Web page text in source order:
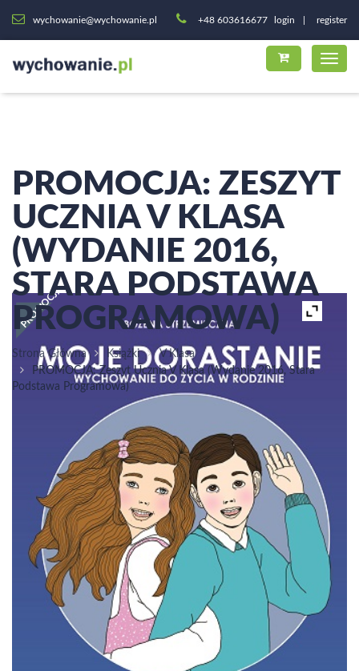
wychowanie@wychowanie.pl +48 603616677 login register
PROMOCJA: ZESZYT
UCZNIA V KLASA
(WYDANIE 2016,
STARA PODSTAWA
PROGRAMOWA)
Strona Główna Książki
V Klasa
PROMOCJA: Zeszyt Ucznia V Klasa (wydanie 2016, Stara
Podstawa Programowa)
PROMOCJA!